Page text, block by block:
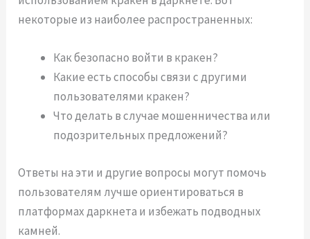
некоторые из наиболее распространенных:
Как безопасно войти в кракен?
Какие есть способы связи с другими
пользователями кракен?
Что делать в случае мошенничества или
подозрительных предложений?
Ответы на эти и другие вопросы могут помочь
пользователям лучше ориентироваться в
платформах даркнета и избежать подводных
камней.